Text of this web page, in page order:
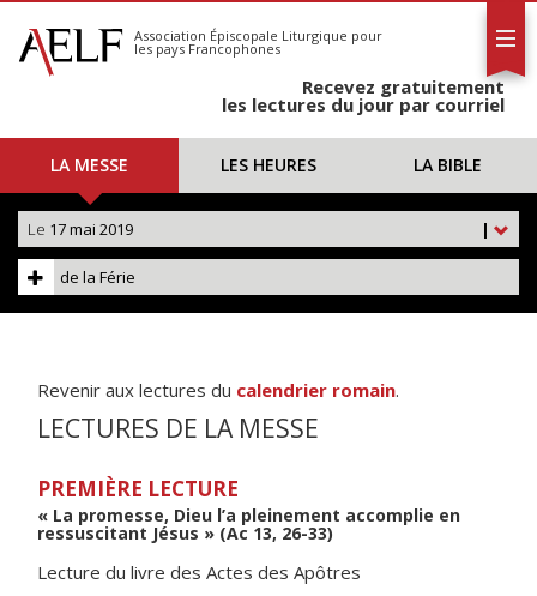
S'abonner
Calendrier
Association Épiscopale Liturgique pour
les pays Francophones
Recevez gratuitement
les lectures du jour par courriel
LA MESSE LES HEURES LA BIBLE
|
Le 17 mai 2019
de la Férie
Revenir aux lectures du calendrier romain.
LECTURES DE LA MESSE
PREMIÈRE LECTURE
« La promesse, Dieu l’a pleinement accomplie en
ressuscitant Jésus » (Ac 13, 26-33)
Lecture du livre des Actes des Apôtres